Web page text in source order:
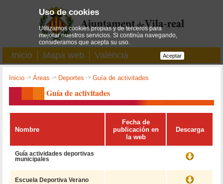
Inicio Mapa web Valencià
Inicio ->Áreas -> Deportes ->Guía de activitades
Guía de activitades
Nombre
Fecha de
publicación en
la web
Descarga
Guía actividades deportivas
municipales
Escuela Deportiva Verano
Uso de cookies
Utilizamos cookies propias y de terceros para
mejorar nuestros servicios. Si continúa navegando,
consideramos que acepta su uso.
Aceptar